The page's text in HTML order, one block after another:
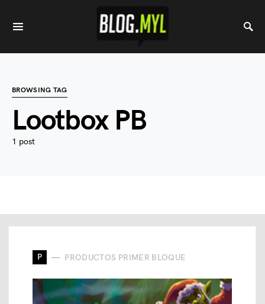
BROWSING TAG
Lootbox PB
1 post
P PRODUCTOS PRIMER BLOQUE